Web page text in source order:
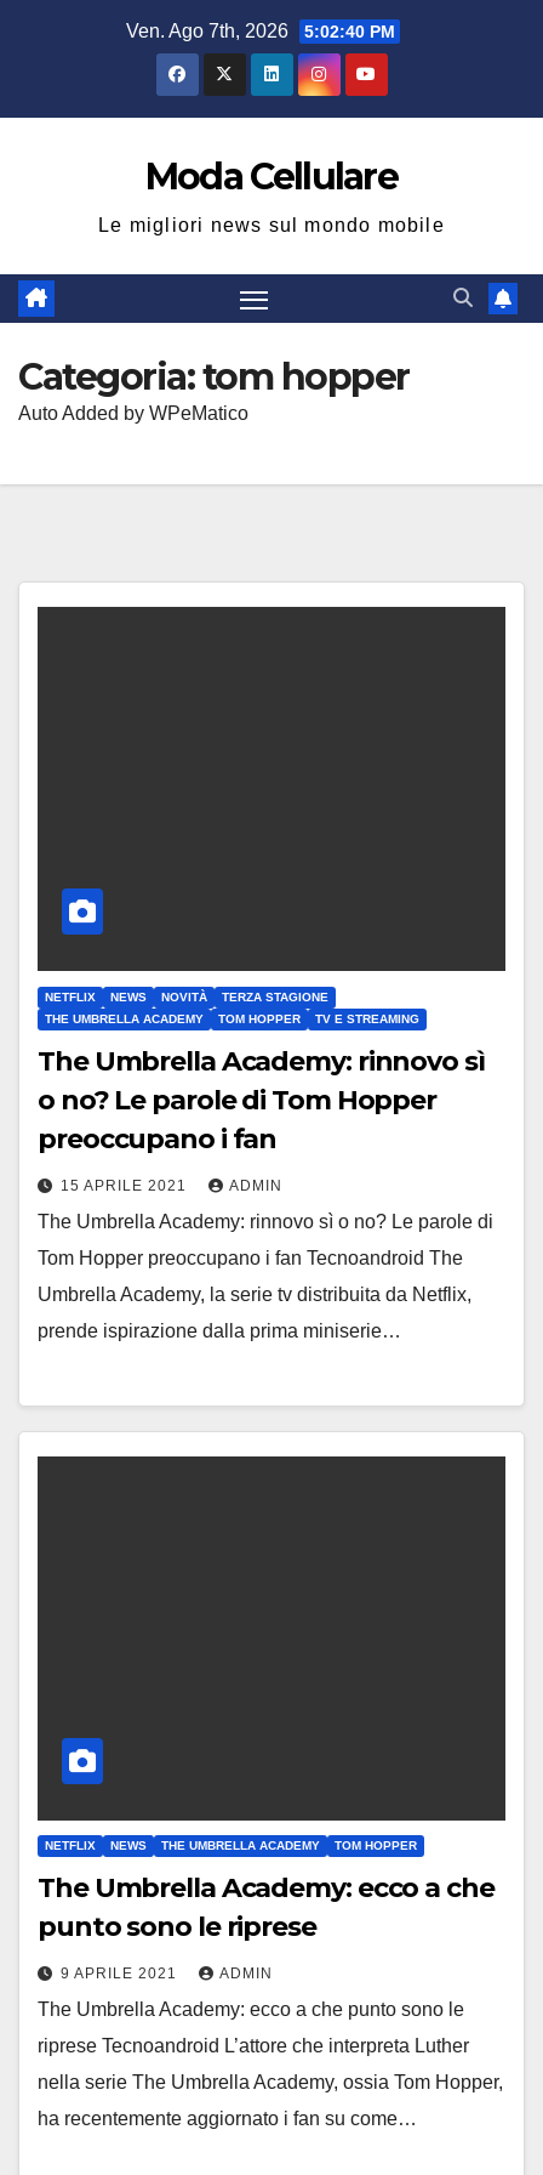
Ven. Ago 7th, 2026 5:02:40 PM
Moda Cellulare
Le migliori news sul mondo mobile
Categoria:tom hopper
Auto Added by WPeMatico
NETFLIX NEWS NOVITÀ
TERZA STAGIONE
THE UMBRELLA ACADEMY
TOM HOPPER TV E STREAMING
The Umbrella Academy: rinnovo sì
o no? Le parole di Tom Hopper
preoccupano i fan
15 APRILE 2021 ADMIN
The Umbrella Academy: rinnovo sì o no? Le parole di
Tom Hopper preoccupano i fan Tecnoandroid The
Umbrella Academy, la serie tv distribuita da Netflix,
prende ispirazione dalla prima miniserie…
NETFLIX NEWS THE UMBRELLA ACADEMY TOM HOPPER
The Umbrella Academy: ecco a che
punto sono le riprese
9 APRILE 2021 ADMIN
The Umbrella Academy: ecco a che punto sono le
riprese Tecnoandroid L’attore che interpreta Luther
nella serie The Umbrella Academy, ossia Tom Hopper,
ha recentemente aggiornato i fan su come…